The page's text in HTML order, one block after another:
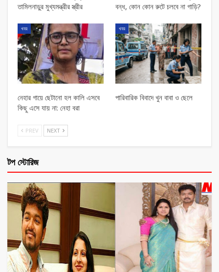
তামিলনাড়ুর মুখ্যমন্ত্রীর স্ত্রীর
বন্ধ, কোন কোন রুটে চলবে না গাড়ি?
খবর
নেহার গায়ে ছেটানো হল কালি এসবে
কিছু এসে যায় না: নেহা বরা
খবর
পারিবারিক বিবাদে খুন বাবা ও ছেলে
PREV NEXT
টপ স্টোরিজ